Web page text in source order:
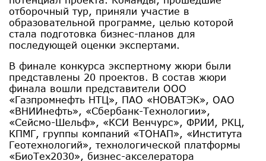
отборочный тур, приняли участие в
образовательной программе, целью которой
стала подготовка бизнес-планов для
последующей оценки экспертами.
В финале конкурса экспертному жюри были
представлены 20 проектов. В состав жюри
финала вошли представители ООО
«Газпромнефть НТЦ», ПАО «НОВАТЭК», ОАО
«ВНИИнефть», «Сбербанк-Технологии»,
«Сейсмо-Шельф», «КСИ Венчурс», ФРИИ, РКЦ,
КПМГ, группы компаний «ТОНАП», «Института
Геотехнологий», технологической платформы
«БиоТех2030», бизнес-акселератора